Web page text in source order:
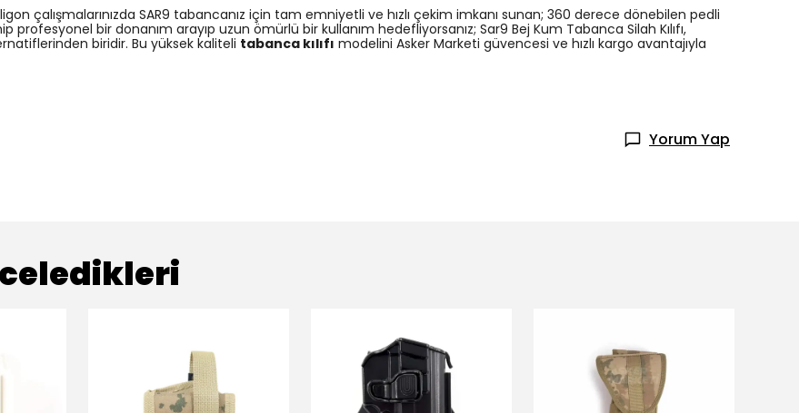
çalışmalarınızda SAR9 tabancanız için tam emniyetli ve hızlı çekim imkanı sunan; 360 derece dönebilen pedli
bir donanım arayıp uzun ömürlü bir kullanım hedefliyorsanız; Sar9 Bej Kum Tabanca Silah Kılıfı,
biridir. Bu yüksek kaliteli tabanca kılıfı modelini Asker Marketi güvencesi ve hızlı kargo avantajıyla
Yorum Yap